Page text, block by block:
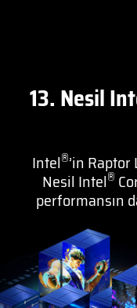
13. Nesil
Intel®’in
Nesil Intel®
performansın